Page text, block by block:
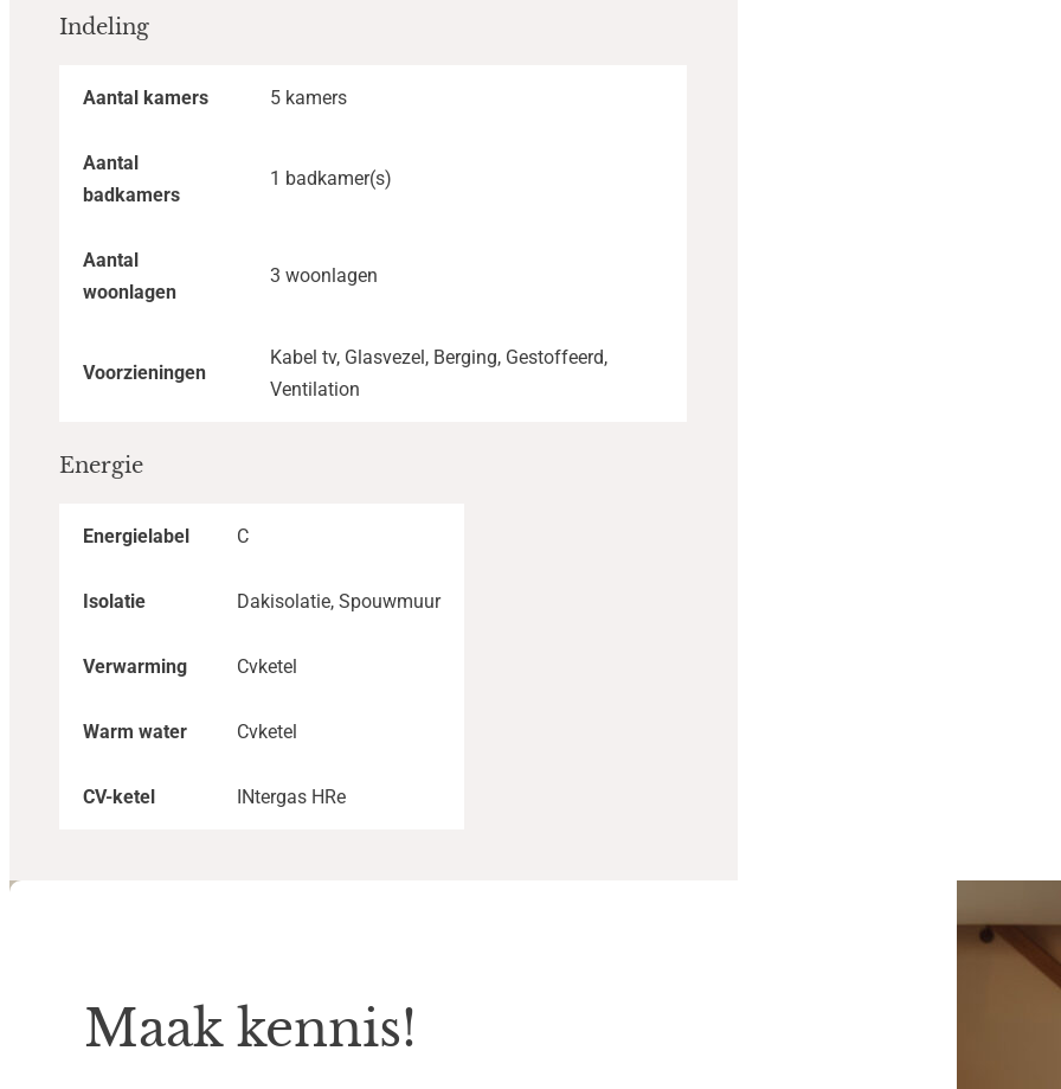
Indeling
Aantal kamers 5 kamers
Aantal
badkamers
1 badkamer(s)
Aantal
woonlagen
3 woonlagen
Voorzieningen
Kabel tv, Glasvezel, Berging, Gestoffeerd,
Ventilation
Energie
Energielabel C
Isolatie Dakisolatie, Spouwmuur
Verwarming Cvketel
Warm water Cvketel
CV-ketel INtergas HRe
Maak kennis!